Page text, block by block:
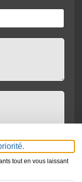
tout en vous laissant